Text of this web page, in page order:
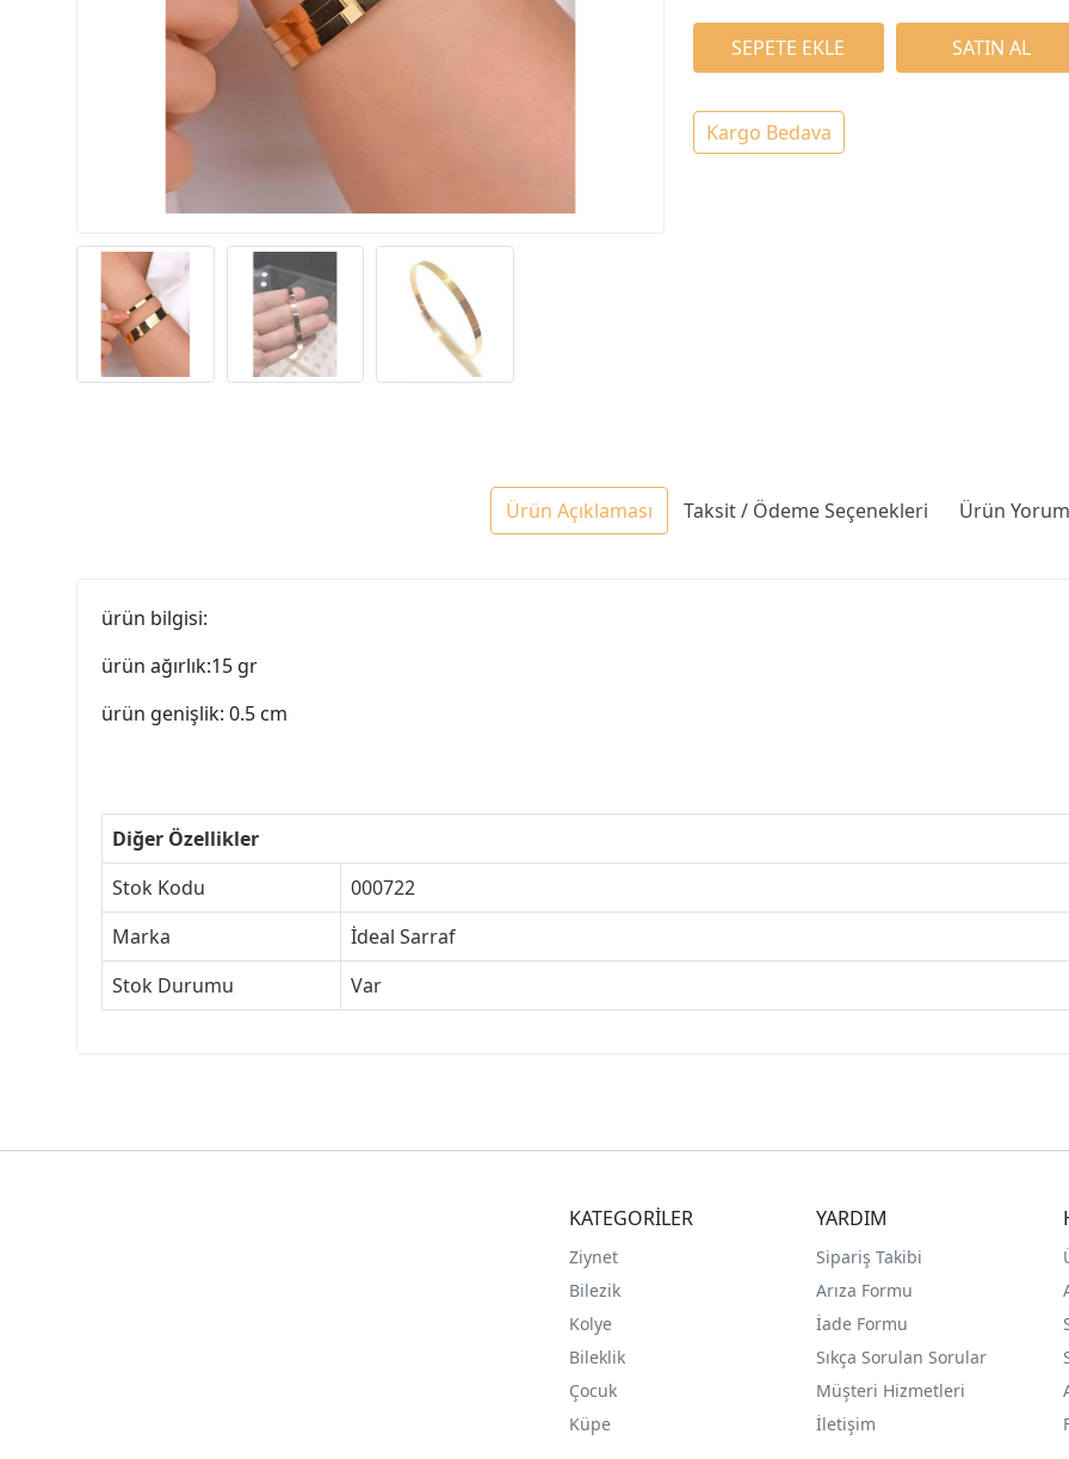
Kargo Bedava
Ürün Açıklaması Taksit / Ödeme Seçenekleri Ürün
ürün bilgisi:
ürün ağırlık:15 gr
ürün genişlik: 0.5 cm
Diğer Özellikler
Stok Kodu
000722
Marka
İdeal Sarraf
Stok Durumu
Var
KATEGORİLER
Ziynet
Bilezik
Kolye
Bileklik
Çocuk
Küpe
YARDIM
Sipariş Takibi
Arıza Formu
İade Formu
Sıkça Sorulan Sorular
Müşteri Hizmetleri
İletişim